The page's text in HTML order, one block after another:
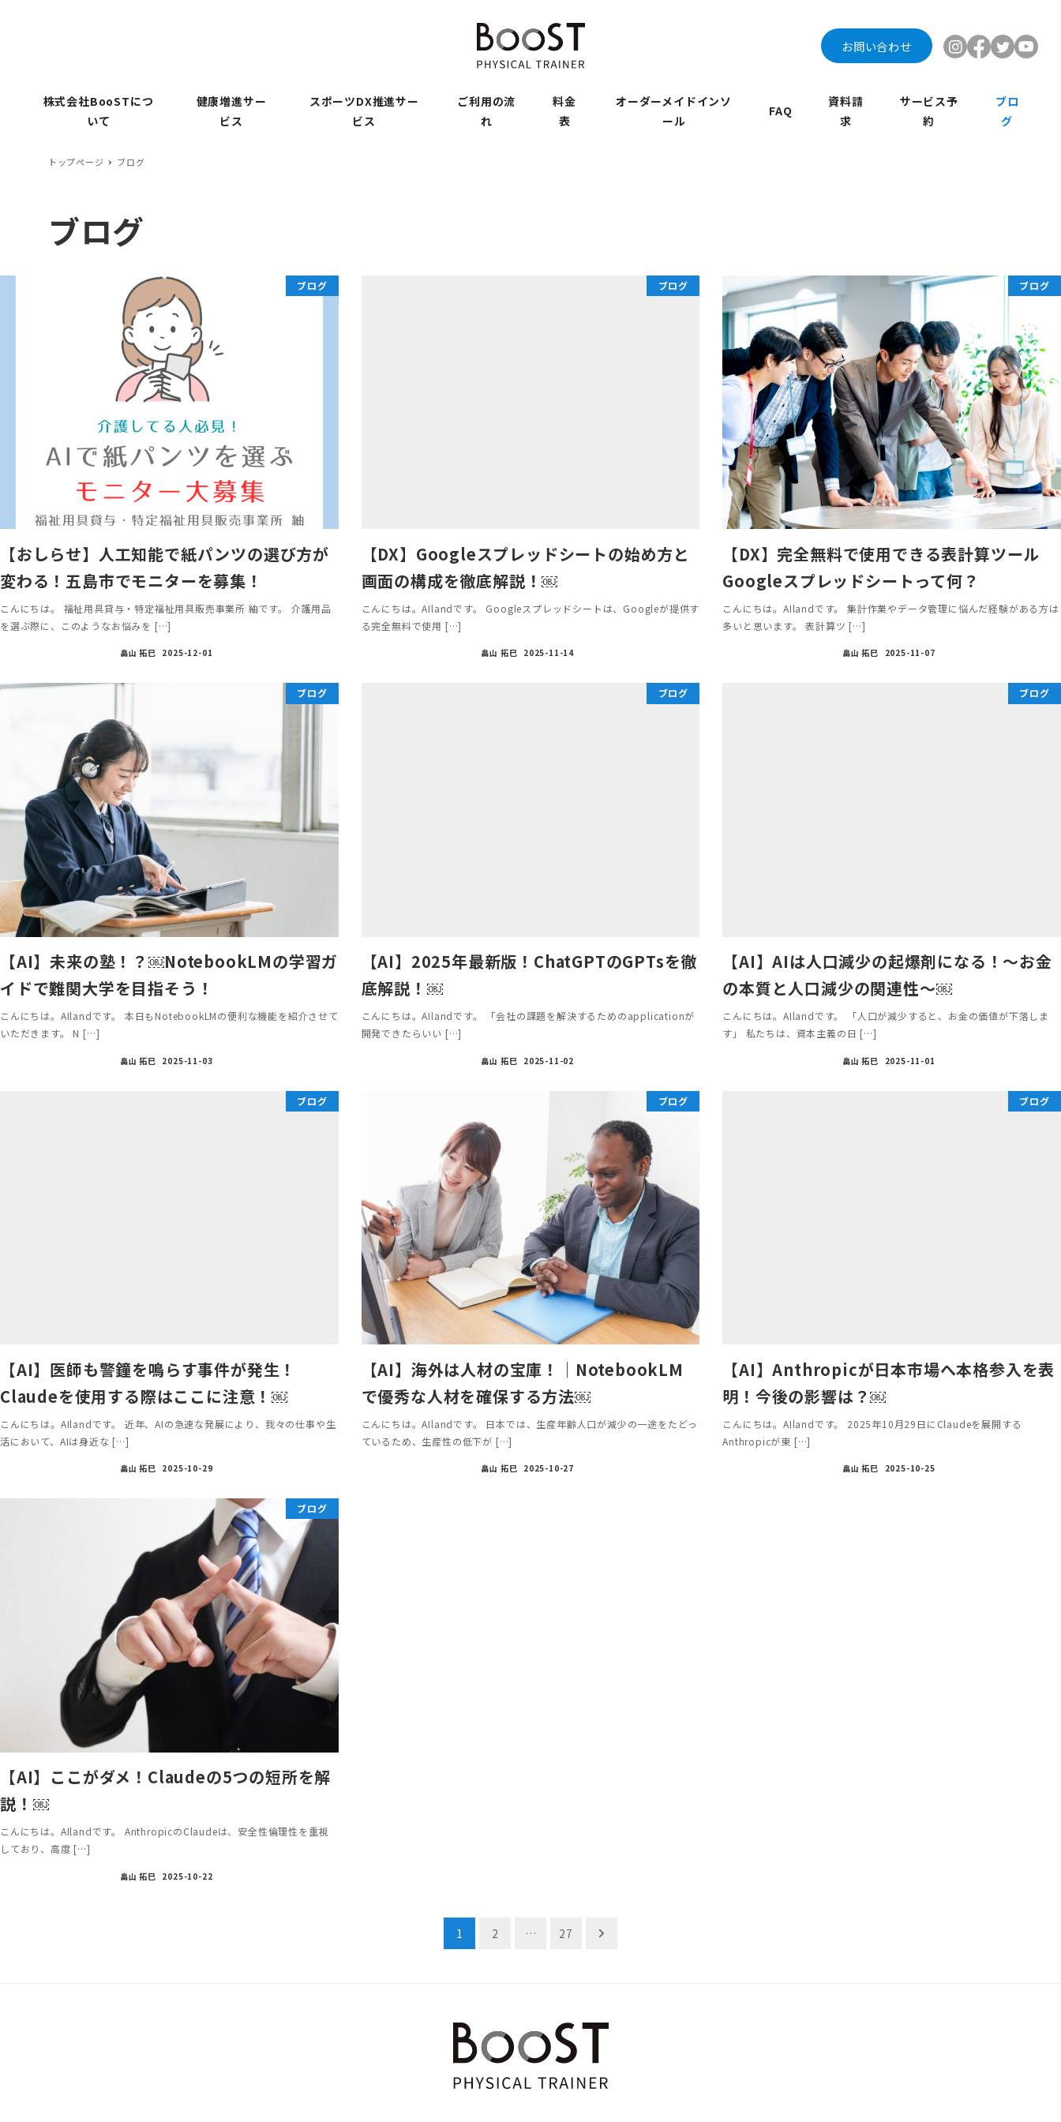
お問い合わせ
株式会社BooSTにつ
いて
健康増進サー
ビス
スポーツDX推進サー
ビス
ご利用の流
れ
料金
表
オーダーメイドインソ
ール
FAQ
資料請
求
サービス予
約
ブロ
グ
トップページ ブログ
ブログ
ブログ
【おしらせ】人工知能で紙パンツの選び方が
変わる！五島市でモニターを募集！
こんにちは。 福祉用具貸与・特定福祉用具販売事業所 紬です。 介護用品
を選ぶ際に、このようなお悩みを […]
畠山 拓巳 2025-12-01
ブログ
【DX】Googleスプレッドシートの始め方と
画面の構成を徹底解説！￼
こんにちは。AIlandです。 Googleスプレッドシートは、Googleが提供す
る完全無料で使用 […]
畠山 拓巳 2025-11-14
ブログ
【DX】完全無料で使用できる表計算ツール
Googleスプレッドシートって何？
こんにちは。AIlandです。 集計作業やデータ管理に悩んだ経験がある方は
多いと思います。 表計算ツ […]
畠山 拓巳 2025-11-07
ブログ
【AI】未来の塾！？￼NotebookLMの学習ガ
イドで難関大学を目指そう！
こんにちは。AIlandです。 本日もNotebookLMの便利な機能を紹介させて
いただきます。 N […]
畠山 拓巳 2025-11-03
ブログ
【AI】2025年最新版！ChatGPTのGPTsを徹
底解説！￼
こんにちは。AIlandです。 「会社の課題を解決するためのapplicationが
開発できたらいい […]
畠山 拓巳 2025-11-02
ブログ
【AI】AIは人口減少の起爆剤になる！〜お金
の本質と人口減少の関連性〜￼
こんにちは。AIlandです。 「人口が減少すると、お金の価値が下落しま
す」 私たちは、資本主義の日 […]
畠山 拓巳 2025-11-01
ブログ
【AI】医師も警鐘を鳴らす事件が発生！
Claudeを使用する際はここに注意！￼
こんにちは。AIlandです。 近年、AIの急速な発展により、我々の仕事や生
活において、AIは身近な […]
畠山 拓巳 2025-10-29
ブログ
【AI】海外は人材の宝庫！｜NotebookLM
で優秀な人材を確保する方法￼
こんにちは。AIlandです。 日本では、生産年齢人口が減少の一途をたどっ
ているため、生産性の低下が […]
畠山 拓巳 2025-10-27
ブログ
【AI】Anthropicが日本市場へ本格参入を表
明！今後の影響は？￼
こんにちは。AIlandです。 2025年10月29日にClaudeを展開する
Anthropicが東 […]
畠山 拓巳 2025-10-25
ブログ
【AI】ここがダメ！Claudeの5つの短所を解
説！￼
こんにちは。AIlandです。 AnthropicのClaudeは、安全性倫理性を重視
しており、高度 […]
畠山 拓巳 2025-10-22
1 2 … 27